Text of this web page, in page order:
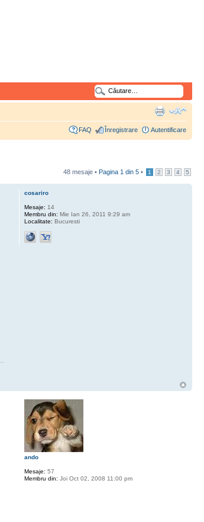
FAQ Înregistrare Autentificare
48 mesaje • Pagina 1 din 5 • 1 2 3 4 5
cosariro
Mesaje: 14
Membru din: Mie Ian 26, 2011 9:29 am
Localitate: Bucuresti
ando
Mesaje: 57
Membru din: Joi Oct 02, 2008 11:00 pm